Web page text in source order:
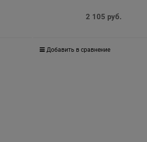
2 105 руб.
Добавить в сравнение